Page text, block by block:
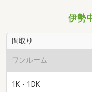
伊勢
間取り
ワンルーム
1K・1DK